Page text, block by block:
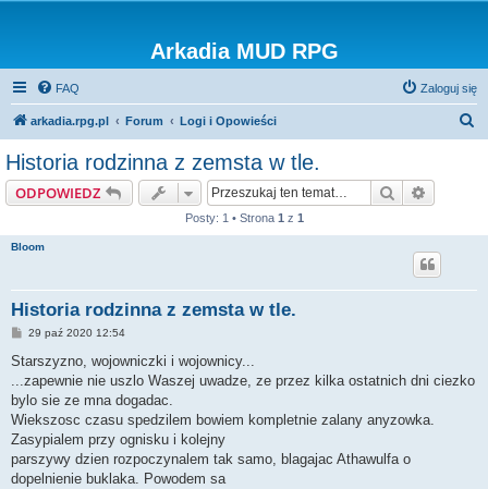
Arkadia MUD RPG
FAQ Zaloguj się
arkadia.rpg.pl Forum Logi i Opowieści
Historia rodzinna z zemsta w tle.
ODPOWIEDZ Szukaj
Posty: 1 • Strona 1 z 1
Bloom
Historia rodzinna z zemsta w tle.
P
s
29 paź 2020 12:54
Starszyzno, wojowniczki i wojownicy...
...zapewnie nie uszlo Waszej uwadze, ze przez kilka ostatnich dni ciezko
bylo sie ze mna dogadac.
Wiekszosc czasu spedzilem bowiem kompletnie zalany anyzowka.
Zasypialem przy ognisku i kolejny
parszywy dzien rozpoczynalem tak samo, blagajac Athawulfa o
dopelnienie buklaka. Powodem sa